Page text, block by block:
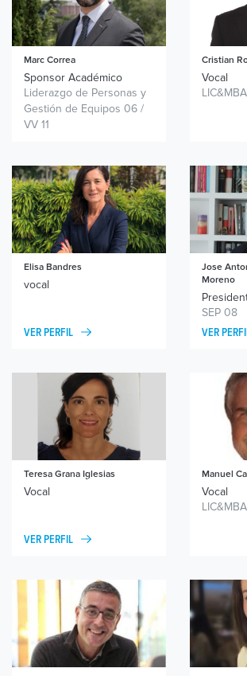
Marc Correa
Sponsor Académico
Liderazgo de Personas y
Gestión de Equipos 06 /
VV 11
Cristian
Vocal
Elisa Bandres
vocal
VER PERFIL
Jose
Moreno
SEP 08
VER
Teresa Grana Iglesias
Vocal
VER PERFIL
Manuel
Vocal